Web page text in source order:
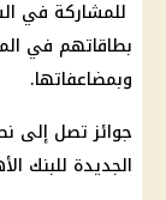
للمشاركة في
وبمضاعفاتها.
جوائز تصل إلى
الجديدة للبنك